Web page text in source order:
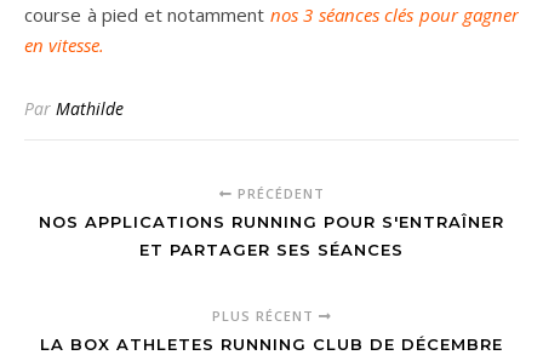
course à pied et notamment nos 3 séances clés pour gagner
en vitesse.
Par Mathilde
PRÉCÉDENT
NOS APPLICATIONS RUNNING POUR S'ENTRAÎNER
ET PARTAGER SES SÉANCES
PLUS RÉCENT
LA BOX ATHLETES RUNNING CLUB DE DÉCEMBRE